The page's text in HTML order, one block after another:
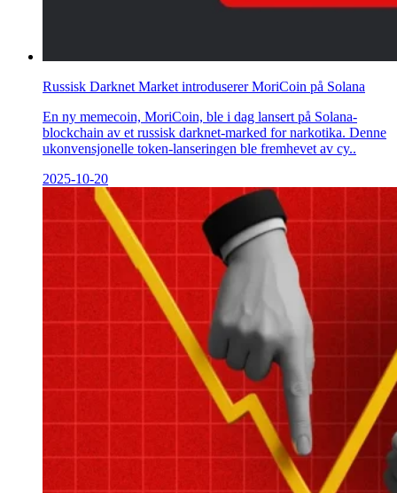
Russisk Darknet Market introduserer MoriCoin på Solana
En ny memecoin, MoriCoin, ble i dag lansert på Solana-
blockchain av et russisk darknet-marked for narkotika. Denne
ukonvensjonelle token-lanseringen ble fremhevet av cy..
2025-10-20